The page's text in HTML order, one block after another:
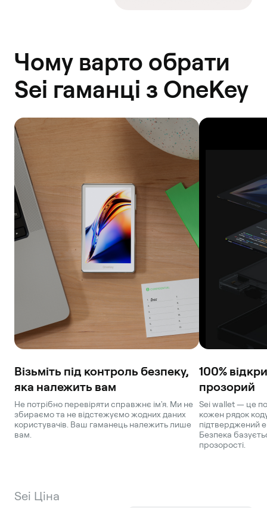
Чому варто обрати
Sei гаманці з OneKey
Візьміть під контроль безпеку,
яка належить вам
Не потрібно перевіряти справжнє ім'я. Ми не
збираємо та не відстежуємо жодних даних
користувачів. Ваш гаманець належить лише
вам.
100%
прозорий
Sei wallet — це
кожен рядок
підтверджений
Безпека
прозорості.
Sei Ціна